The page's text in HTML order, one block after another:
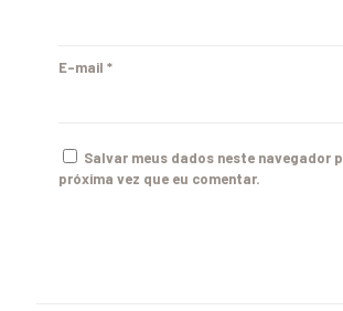
E-mail *
Salvar meus dados neste navegador
próxima vez que eu comentar.